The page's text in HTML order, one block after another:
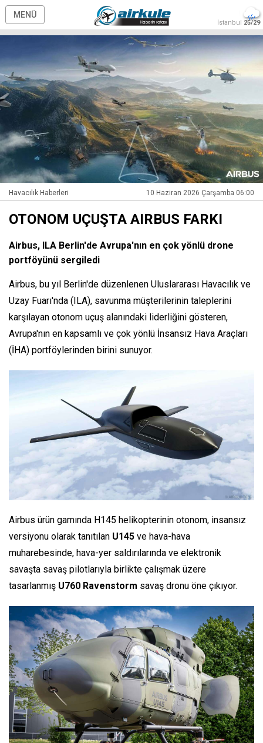
MENÜ
İstanbul 25/29
Havacılık Haberleri 10 Haziran 2026 Çarşamba 06:00
OTONOM UÇUŞTA AIRBUS FARKI
Airbus, ILA Berlin'de Avrupa'nın en çok yönlü drone
portföyünü sergiledi
Airbus, bu yıl Berlin'de düzenlenen Uluslararası Havacılık ve
Uzay Fuarı'nda (ILA), savunma müşterilerinin taleplerini
karşılayan otonom uçuş alanındaki liderliğini gösteren,
Avrupa'nın en kapsamlı ve çok yönlü İnsansız Hava Araçları
(İHA) portföylerinden birini sunuyor.
Airbus ürün gamında H145 helikopterinin otonom, insansız
versiyonu olarak tanıtılan U145 ve hava-hava
muharebesinde, hava-yer saldırılarında ve elektronik
savaşta savaş pilotlarıyla birlikte çalışmak üzere
tasarlanmış U760 Ravenstorm savaş dronu öne çıkıyor.